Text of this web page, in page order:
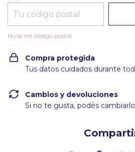
No sé mi código postal
Compra protegida
Tus datos cuidados durante
Cambios y devoluciones
Si no te gusta, podés